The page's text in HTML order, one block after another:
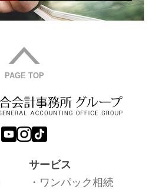
PAGE TOP
サービス
ワンパック相続